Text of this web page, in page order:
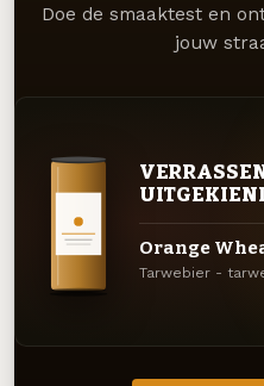
Doe de smaaktest en
jouw
Orange
Tarwebier -